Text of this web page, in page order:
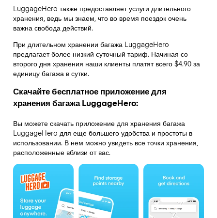
LuggageHero также предоставляет услуги длительного
хранения, ведь мы знаем, что во время поездок очень
важна свобода действий.
При длительном хранении багажа LuggageHero
предлагает более низкий суточный тариф. Начиная со
второго дня хранения наши клиенты платят всего $4.90 за
единицу багажа в сутки.
Скачайте бесплатное приложение для
хранения багажа LuggageHero:
Вы можете скачать приложение для хранения багажа
LuggageHero для еще большего удобства и простоты в
использовании. В нем можно увидеть все точки хранения,
расположенные вблизи от вас.